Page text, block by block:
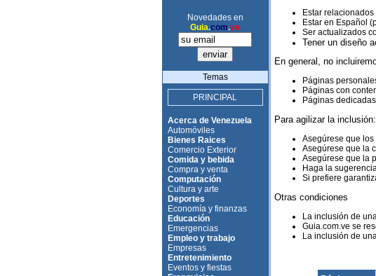
Novedades en
Guia.com.ve
Temas
PRINCIPAL
Acerca de Venezuela
Automóviles
Bienes Raices
Comercio Exterior
Comida y bebida
Compra y venta
Computación
Cultura y arte
Deportes
Economía y finanzas
Educación
Emergencias
Empleo y trabajo
Empresas
Entretenimiento
Eventos y fiestas
Estar
Estar en Español
Ser actualizados
Tener un diseño
En general, no
Páginas
Páginas con
Páginas
Para agilizar la inclusión:
Asegúrese que
Asegúrese que la
Asegúrese que la
Haga la
Si prefiere
Otras condiciones
La inclusión de
Guia.com.ve se
La inclusión de